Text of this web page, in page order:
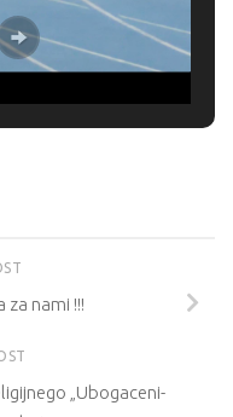
za nami !!!
„Ubogaceni-